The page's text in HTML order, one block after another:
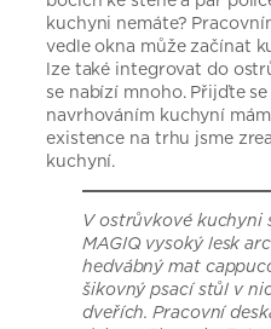
kuchyni nemáte?
vedle okna může začínat
lze také integrovat do
se nabízí mnoho. Přijďte
navrhováním kuchyní
existence na trhu jsme
kuchyní.
V ostrůvkové kuchyni
MAGIQ vysoký lesk
hedvábný mat
šikovný psací stůl v
dveřích. Pracovní